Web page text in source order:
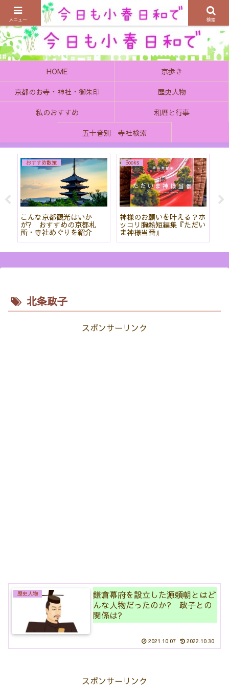
京都の町で歴史を楽しむ、そんなゆったり気分を感じてみませんか
HOME
京歩き
京都のお寺・神社・御朱印
歴史人物
私のおすすめ
和暦と行事
五十音別 寺社検索
おすすめ散策
こんな京都観光はいか
が? おすすめの京都札
所・寺社めぐりを紹介
Books
神様のお願いを叶える？ホ
ッコリ胸熱短編集『ただい
ま神様当番』
北条政子
スポンサーリンク
歴史人物
鎌倉幕府を設立した源頼朝とはど
んな人物だったのか? 政子との
関係は?
2021.10.07 2022.10.30
スポンサーリンク
メニュー 検索